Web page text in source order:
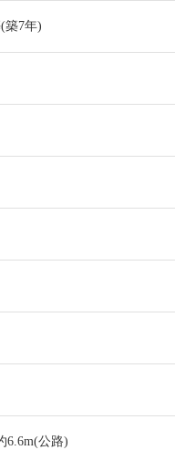
築7年)
6.6m(公路)